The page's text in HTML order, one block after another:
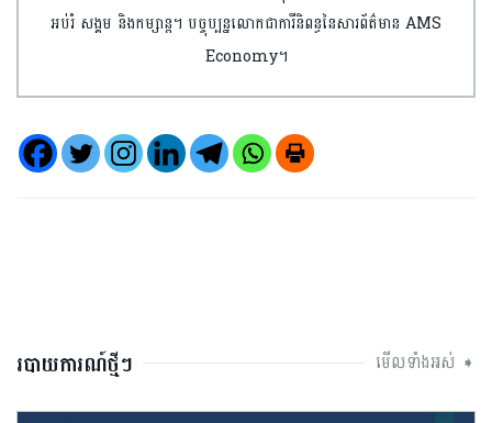
អប់រំ សង្គម និងកម្សាន្ត។ បច្ចុប្បន្នលោកជាការីនិពន្ធនៃសារព័ត៌មាន AMS
Economy។
របាយការណ៍ថ្មីៗ មើលទាំងអស់ ➧